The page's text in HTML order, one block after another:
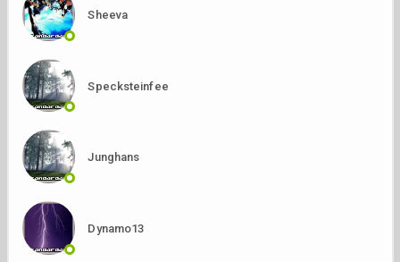
Sheeva
Specksteinfee
Junghans
Dynamo13